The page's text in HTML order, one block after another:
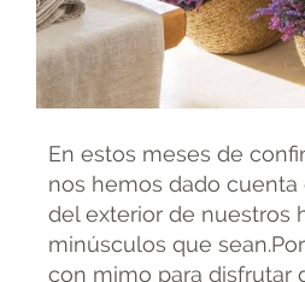
En estos meses de
nos hemos dado
del exterior de nuestros
minúsculos que
con mimo para disfrutar